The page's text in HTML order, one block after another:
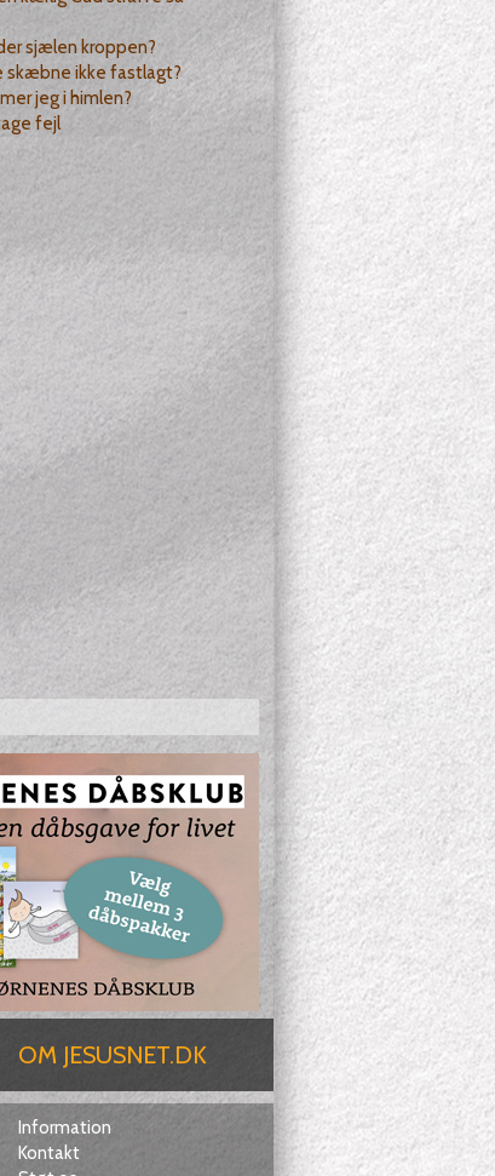
sjælen kroppen?
skæbne ikke fastlagt?
jeg i himlen?
fejl
OM JESUSNET.DK
Information
Kontakt